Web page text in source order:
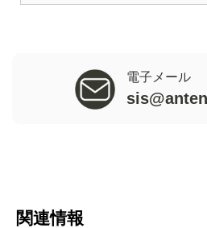
電子メール
関連情報